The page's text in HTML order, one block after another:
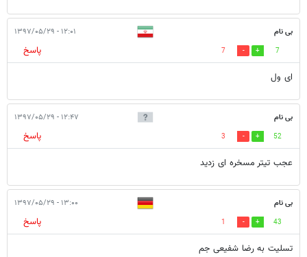
بی نام ۱۲:۰۱ - ۱۳۹۷/۰۵/۲۹
7
7
پاسخ
ای ول
بی نام ۱۲:۴۷ - ۱۳۹۷/۰۵/۲۹
52
3
پاسخ
عجب تیتر مسخره ای زدید
بی نام ۱۳:۰۰ - ۱۳۹۷/۰۵/۲۹
43
1
پاسخ
تسلیت به رضا شفیعی جم